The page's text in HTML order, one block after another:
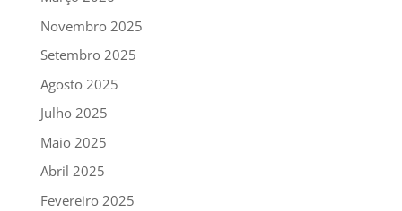
Novembro 2025
Setembro 2025
Agosto 2025
Julho 2025
Maio 2025
Abril 2025
Fevereiro 2025